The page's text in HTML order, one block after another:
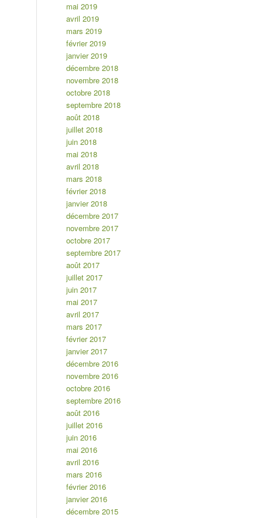
mai 2019
avril 2019
mars 2019
février 2019
janvier 2019
décembre 2018
novembre 2018
octobre 2018
septembre 2018
août 2018
juillet 2018
juin 2018
mai 2018
avril 2018
mars 2018
février 2018
janvier 2018
décembre 2017
novembre 2017
octobre 2017
septembre 2017
août 2017
juillet 2017
juin 2017
mai 2017
avril 2017
mars 2017
février 2017
janvier 2017
décembre 2016
novembre 2016
octobre 2016
septembre 2016
août 2016
juillet 2016
juin 2016
mai 2016
avril 2016
mars 2016
février 2016
janvier 2016
décembre 2015